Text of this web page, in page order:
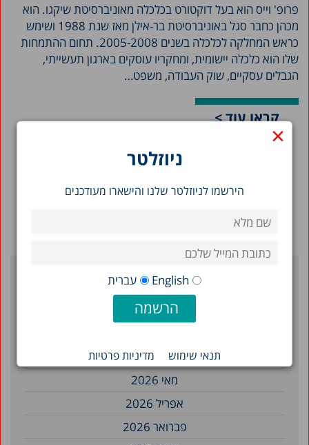
×
ניוזלטר
הירשמו לניוזלטר שלנו והישארו מעודכנים
English עברית
תנאי שימוש מדיניות פרטיות
פרופ' וייס הוא בעל דוקטורט בכלכלה מאוניברסיטת שיקגו. הוא
מכהן כחבר סגל באוניברסיטת בר-אילן מאז שנת 1988 ושימש
כראש המחלקה לכלכלה בשנים 2005-2008. תחום ההתמחות
שלו הוא כלכלה יישומית, ומחקריו עוסקים בארגון תעשייתי,
הגבלים עסקיים, שוק העבודה, משפט…
קראו עוד >
ארכיון
יוני 2026
מאי 2026
אפריל 2026
פברואר 2026